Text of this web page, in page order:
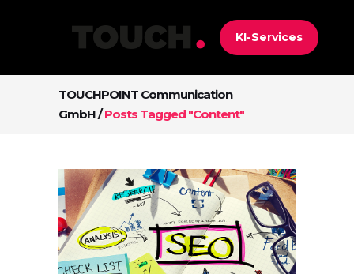
KI-Services
TOUCHPOINT Communication
GmbH/Posts Tagged "content"